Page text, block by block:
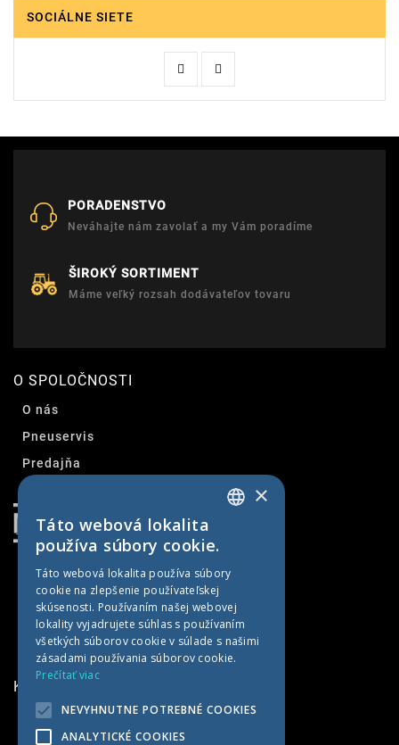
SOCIÁLNE SIETE
PORADENSTVO
Neváhajte nám zavolať a my Vám poradíme
ŠIROKÝ SORTIMENT
Máme veľký rozsah dodávateľov tovaru
O SPOLOČNOSTI
O nás
Pneuservis
Predajňa
KONTAKTNÉ INFORMÁCIE
MET AGRO
SLOVAK
GERMAN
HUNGARIAN
×
Táto webová lokalita
používa súbory cookie.
Táto webová lokalita používa súbory
cookie na zlepšenie používateľskej
skúsenosti. Používaním našej webovej
lokality vyjadrujete súhlas s používaním
všetkých súborov cookie v súlade s našimi
zásadami používania súborov cookie.
Prečítať viac
NEVYHNUTNE POTREBNÉ COOKIES
ANALYTICKÉ COOKIES